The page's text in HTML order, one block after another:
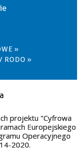
»
RODO »
projektu "Cyfrowa
Europejskiego
Operacyjnego
2020.